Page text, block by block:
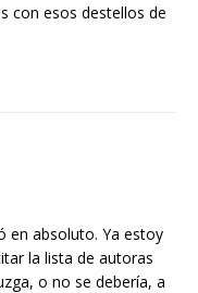
con esos destellos de
en absoluto. Ya estoy
la lista de autoras
o no se debería, a